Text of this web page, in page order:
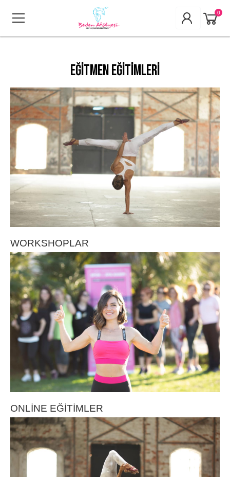
0
Eğitmen Eğitimleri
WORKSHOPLAR
ONLİNE EĞİTİMLER